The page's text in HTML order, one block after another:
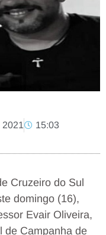
2021 15:03
Cruzeiro do Sul
domingo (16),
Evair Oliveira,
de Campanha de